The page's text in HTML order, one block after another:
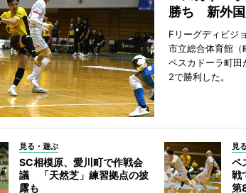
勝ち 新外国
Fリーグディビジ
市立総合体育館（
ペスカドーラ町
2で勝利した。
見る・遊ぶ
SC相模原、愛川町で作戦会
議 「天然芝」練習拠点の披
露も
見
ペ
戦
第